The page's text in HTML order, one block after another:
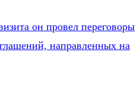
он провел переговоры
направленных на